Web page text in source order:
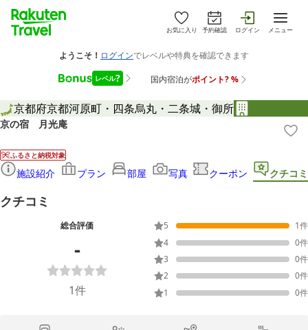
お気に入り 予約確認 ログイン メニュー
京都府京都河原町・四条烏丸・二条城・御所
京の宿 月光庵
ふるさと納税対象
施設紹介 プラン 部屋 写真 クーポン クチコミ
クチコミ
総合評価
-
1件
5 1件
4
0件
3
0件
2
0件
1
0件